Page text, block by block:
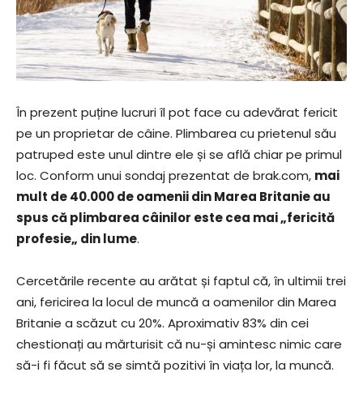
În prezent puține lucruri îl pot face cu adevărat fericit
pe un proprietar de câine. Plimbarea cu prietenul său
patruped este unul dintre ele și se află chiar pe primul
loc. Conform unui sondaj prezentat de brak.com, mai
mult de 40.000 de oamenii din Marea Britanie au
spus că plimbarea câinilor este cea mai„fericită
profesie„ din lume.
Cercetările recente au arătat și faptul că, în ultimii trei
ani, fericirea la locul de muncă a oamenilor din Marea
Britanie a scăzut cu 20%. Aproximativ 83% din cei
chestionați au mărturisit că nu-și amintesc nimic care
să-i fi făcut să se simtă pozitivi în viața lor, la muncă.